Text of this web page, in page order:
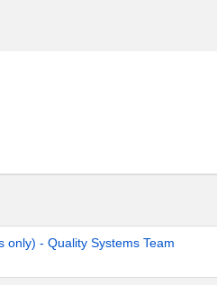
only) - Quality Systems Team